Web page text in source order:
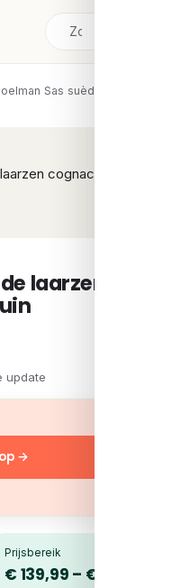
Sas suède laarzen
laarzen
update
→
Prijsbereik
€ 139,99 – € 139,99